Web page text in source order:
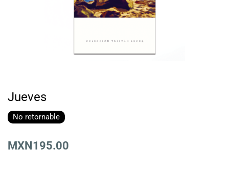
Jueves
No retornable
MXN195.00